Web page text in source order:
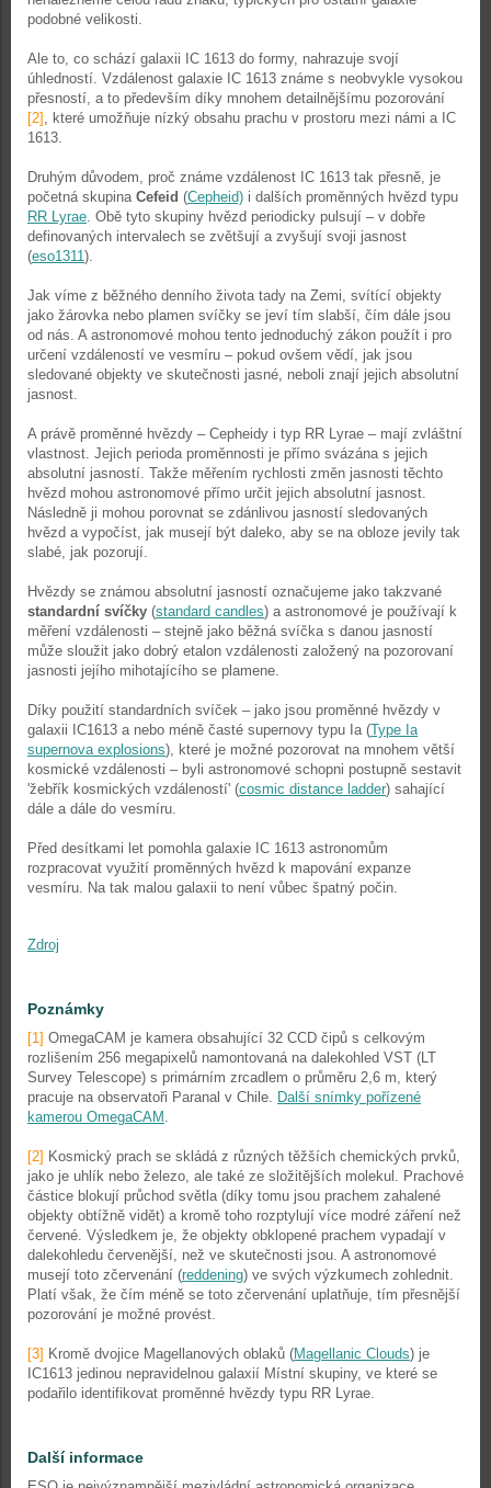
podobné velikosti.
Ale to, co schází galaxii IC 1613 do formy, nahrazuje svojí
úhledností. Vzdálenost galaxie IC 1613 známe s neobvykle vysokou
přesností, a to především díky mnohem detailnějšímu pozorování
[2] , které umožňuje nízký obsahu prachu v prostoru mezi námi a IC
1613.
Druhým důvodem, proč známe vzdálenost IC 1613 tak přesně, je
početná skupina Cefeid (Cepheid) i dalších proměnných hvězd typu
RR Lyrae. Obě tyto skupiny hvězd periodicky pulsují – v dobře
definovaných intervalech se zvětšují a zvyšují svoji jasnost
(eso1311).
Jak víme z běžného denního života tady na Zemi, svítící objekty
jako žárovka nebo plamen svíčky se jeví tím slabší, čím dále jsou
od nás. A astronomové mohou tento jednoduchý zákon použít i pro
určení vzdáleností ve vesmíru – pokud ovšem vědí, jak jsou
sledované objekty ve skutečnosti jasné, neboli znají jejich absolutní
jasnost.
A právě proměnné hvězdy – Cepheidy i typ RR Lyrae – mají zvláštní
vlastnost. Jejich perioda proměnnosti je přímo svázána s jejich
absolutní jasností. Takže měřením rychlosti změn jasnosti těchto
hvězd mohou astronomové přímo určit jejich absolutní jasnost.
Následně ji mohou porovnat se zdánlivou jasností sledovaných
hvězd a vypočíst, jak musejí být daleko, aby se na obloze jevily tak
slabé, jak pozorují.
Hvězdy se známou absolutní jasností označujeme jako takzvané
standardní svíčky (standard candles) a astronomové je používají k
měření vzdálenosti – stejně jako běžná svíčka s danou jasností
může sloužit jako dobrý etalon vzdálenosti založený na pozorovaní
jasnosti jejího mihotajícího se plamene.
Díky použití standardních svíček – jako jsou proměnné hvězdy v
galaxii IC1613 a nebo méně časté supernovy typu Ia (Type Ia
supernova explosions), které je možné pozorovat na mnohem větší
kosmické vzdálenosti – byli astronomové schopni postupně sestavit
'žebřík kosmických vzdáleností' (cosmic distance ladder) sahající
dále a dále do vesmíru.
Před desítkami let pomohla galaxie IC 1613 astronomům
rozpracovat využití proměnných hvězd k mapování expanze
vesmíru. Na tak malou galaxii to není vůbec špatný počin.
Zdroj
Poznámky
[1] OmegaCAM je kamera obsahující 32 CCD čipů s celkovým
rozlišením 256 megapixelů namontovaná na dalekohled VST (LT
Survey Telescope) s primárním zrcadlem o průměru 2,6 m, který
pracuje na observatoři Paranal v Chile. Další snímky pořízené
kamerou OmegaCAM .
[2] Kosmický prach se skládá z různých těžších chemických prvků,
jako je uhlík nebo železo, ale také ze složitějších molekul. Prachové
částice blokují průchod světla (díky tomu jsou prachem zahalené
objekty obtížně vidět) a kromě toho rozptylují více modré záření než
červené. Výsledkem je, že objekty obklopené prachem vypadají v
dalekohledu červenější, než ve skutečnosti jsou. A astronomové
musejí toto zčervenání (reddening) ve svých výzkumech zohlednit.
Platí však, že čím méně se toto zčervenání uplatňuje, tím přesnější
pozorování je možné provést.
[3] Kromě dvojice Magellanových oblaků (Magellanic Clouds) je
IC1613 jedinou nepravidelnou galaxií Místní skupiny, ve které se
podařilo identifikovat proměnné hvězdy typu RR Lyrae.
Další informace